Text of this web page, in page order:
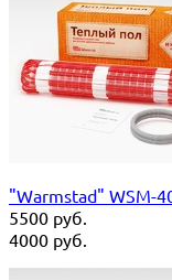
"Warmstad" WSM-
5500 руб.
4000 руб.